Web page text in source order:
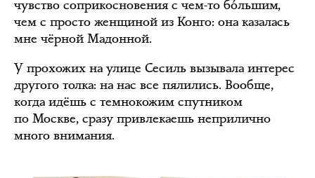
чувство соприкосновения с чем-то бóльшим,
чем с просто женщиной из Конго: она казалась
мне чёрной Мадонной.
У прохожих на улице Сесиль вызывала интерес
другого толка: на нас все пялились. Вообще,
когда идёшь с темнокожим спутником
по Москве, сразу привлекаешь неприлично
много внимания.